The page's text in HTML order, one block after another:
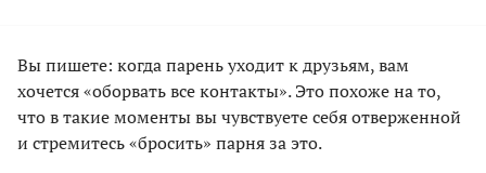
Вы пишете: когда парень уходит к друзьям, вам
хочется «оборвать все контакты». Это похоже на то,
что в такие моменты вы чувствуете себя отверженной
и стремитесь «бросить» парня за это.